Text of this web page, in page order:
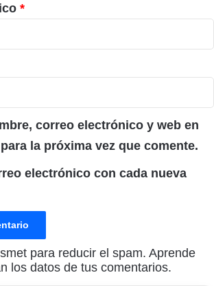
*
correo electrónico y web en
la próxima vez que comente.
electrónico con cada nueva
para reducir el spam. Aprende
los datos de tus comentarios.